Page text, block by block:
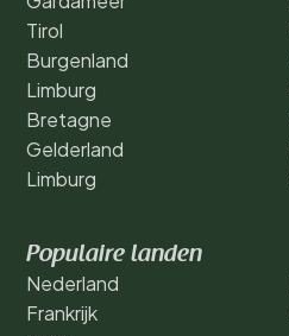
Tirol
Burgenland
Limburg
Bretagne
Gelderland
Limburg
Populaire landen
Nederland
Frankrijk